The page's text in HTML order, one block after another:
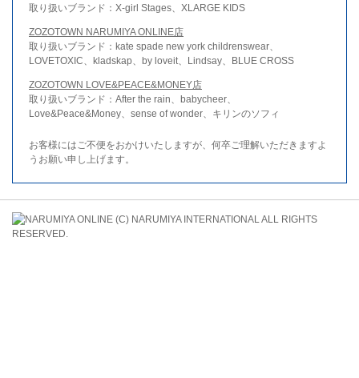
取り扱いブランド：X-girl Stages、XLARGE KIDS
ZOZOTOWN NARUMIYA ONLINE店
取り扱いブランド：kate spade new york childrenswear、
LOVETOXIC、kladskap、by loveit、Lindsay、BLUE CROSS
ZOZOTOWN LOVE&PEACE&MONEY店
取り扱いブランド：After the rain、babycheer、
Love&Peace&Money、sense of wonder、キリンのソフィ
お客様にはご不便をおかけいたしますが、何卒ご理解いただきますよ
うお願い申し上げます。